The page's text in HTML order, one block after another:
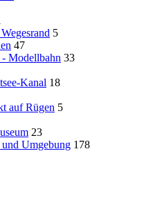
5
47
Modellbahn 33
Kanal 18
auf Rügen 5
23
Umgebung 178